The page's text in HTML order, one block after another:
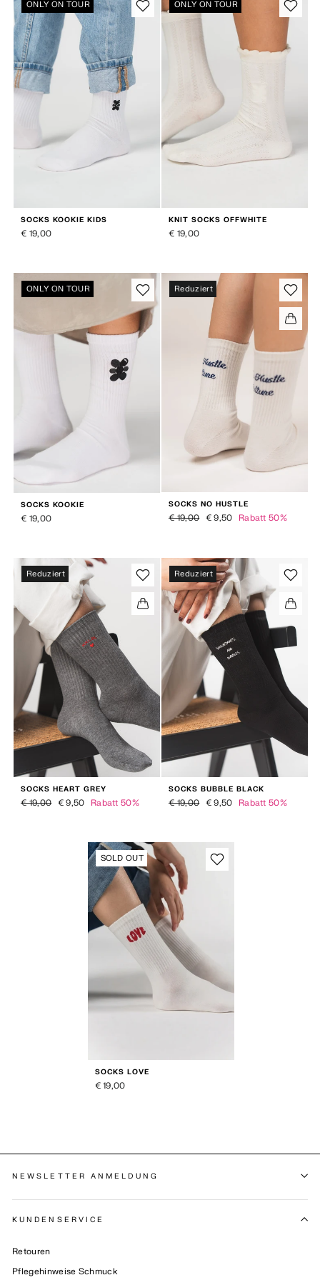
ONLY ON TOUR
SOCKS KOOKIE KIDS
€ 19,00
ONLY ON TOUR
KNIT SOCKS OFFWHITE
€ 19,00
ONLY ON TOUR
SOCKS KOOKIE
€ 19,00
Reduziert
SOCKS NO HUSTLE
Normaler Preis
€ 19,00 Sonderpreis
€ 9,50 Rabatt 50%
Reduziert
SOCKS HEART GREY
Normaler Preis
€ 19,00 Sonderpreis
€ 9,50 Rabatt 50%
Reduziert
SOCKS BUBBLE BLACK
Normaler Preis
€ 19,00 Sonderpreis
€ 9,50 Rabatt 50%
SOLD OUT
SOCKS LOVE
€ 19,00
NEWSLETTER ANMELDUNG
KUNDENSERVICE
Retouren
Pflegehinweise Schmuck